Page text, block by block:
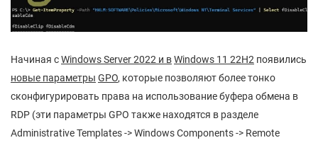
Начиная сWindows Server 2022 и вWindows 11 22H2 появились
новые параметры GPO, которые позволяют более тонко
сконфигурировать права на использование буфера обмена в
RDP (эти параметры GPO также находятся в разделе
Administrative Templates -> Windows Components -> Remote